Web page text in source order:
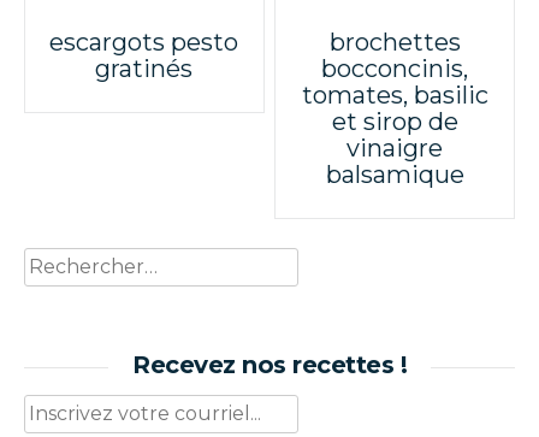
Poste
navigation
escargots pesto
gratinés
brochettes
bocconcinis,
tomates, basilic
et sirop de
vinaigre
balsamique
Rechercher :
Recevez nos recettes !